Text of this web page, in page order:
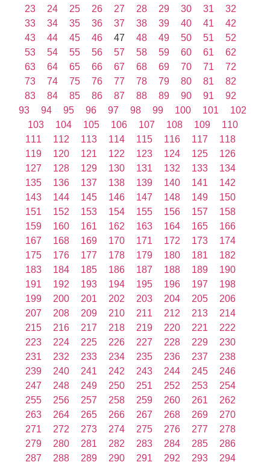
23
24 25 26 27 28 29 30 31
32
33
34 35 36 37 38 39 40 41
42
43
44 45 46 47 48 49 50 51
52
53
54 55 56 57 58 59 60 61
62
63
64 65 66 67 68 69 70 71
72
73
74 75 76 77 78 79 80 81
82
83
84 85 86 87 88 89 90 91
92
93
94 95 96 97 98 99 100 101
102
103
104 105 106 107 108 109
110
111
112 113 114 115 116 117
118
119
120 121 122 123 124 125
126
127
128 129 130 131 132 133
134
135
136 137 138 139 140 141
142
143
144 145 146 147 148 149
150
151
152 153 154 155 156 157
158
159
160 161 162 163 164 165
166
167
168 169 170 171 172 173
174
175
176 177 178 179 180 181
182
183
184 185 186 187 188 189
190
191
192 193 194 195 196 197
198
199
200 201 202 203 204 205
206
207
208 209 210 211 212 213
214
215
216 217 218 219 220 221
222
223
224 225 226 227 228 229
230
231
232 233 234 235 236 237
238
239
240 241 242 243 244 245
246
247
248 249 250 251 252 253
254
255
256 257 258 259 260 261
262
263
264 265 266 267 268 269
270
271
272 273 274 275 276 277
278
279
280 281 282 283 284 285
286
287
288 289 290 291 292 293
294